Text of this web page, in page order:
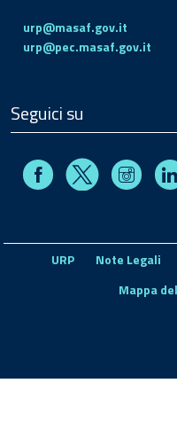
urp@masaf.gov.it
urp@pec.masaf.gov.it
Seguici su
FacebookX
URP Note Legali
Mappa